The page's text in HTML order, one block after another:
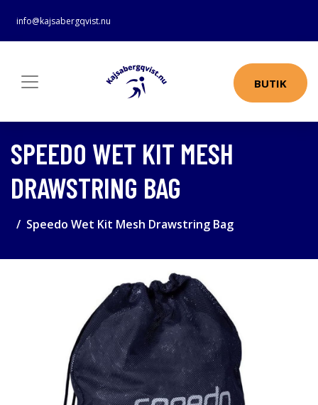
info@kajsabergqvist.nu
BUTIK
SPEEDO WET KIT MESH
DRAWSTRING BAG
Speedo Wet Kit Mesh Drawstring Bag